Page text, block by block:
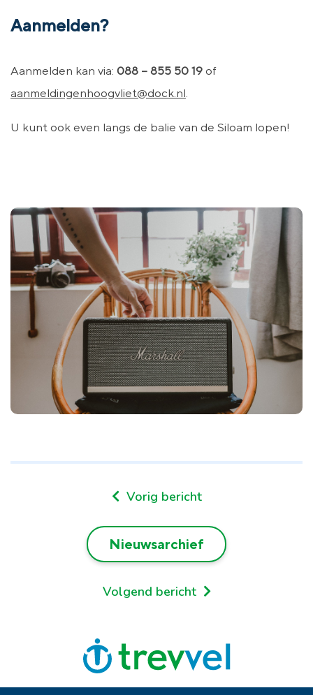
Aanmelden?
Aanmelden kan via: 088 – 855 50 19 of
aanmeldingenhoogvliet@dock.nl.
U kunt ook even langs de balie van de Siloam lopen!
Vorig bericht
Nieuwsarchief
Volgend bericht